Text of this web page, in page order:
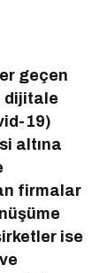
geçen
dijitale
19)
altına
firmalar
ise